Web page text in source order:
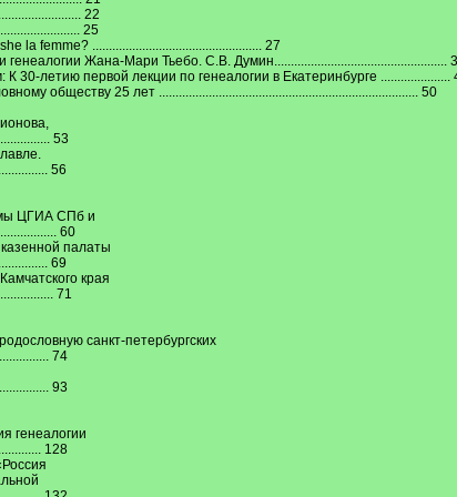
22
25
la femme? ................................................... 27
Жана-Мари Тьебо. С.В. Думин....................................................
летию первой лекции по генеалогии в Екатеринбурге .....................
обществу 25 лет .............................................................................. 50
53
56
ЦГИА СПб и
60
палаты
69
края
71
санкт-петербургских
74
93
генеалогии
128